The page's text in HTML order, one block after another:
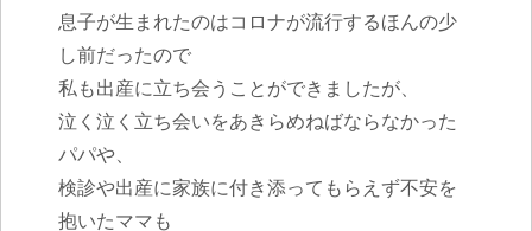
息子が生まれたのはコロナが流行するほんの少
し前だったので
私も出産に立ち会うことができましたが、
泣く泣く立ち会いをあきらめねばならなかった
パパや、
検診や出産に家族に付き添ってもらえず不安を
抱いたママも